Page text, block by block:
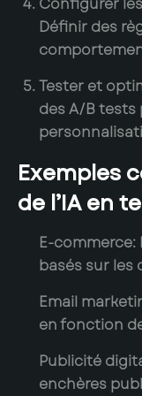
Définir des
Tester et
des A/B tests
Exemples
de l’IA en
E-commerce:
basés sur les
Email
en fonction
Publicité
enchères